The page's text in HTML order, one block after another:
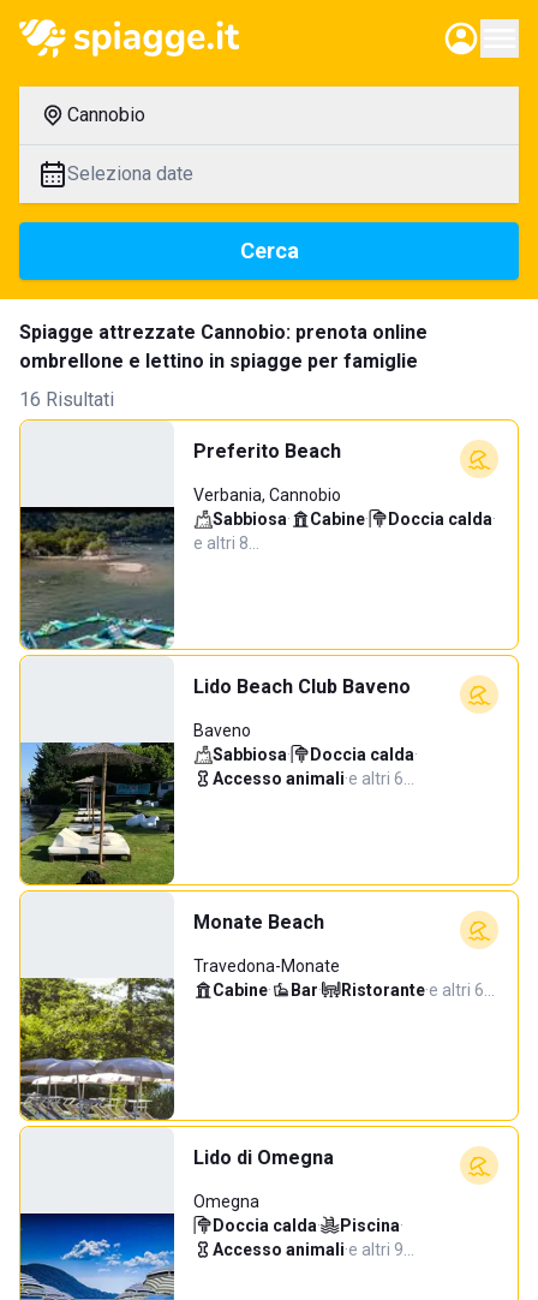
Cannobio
Seleziona date
Cerca
Spiagge attrezzate Cannobio: prenota online
ombrellone e lettino in spiagge per famiglie
16 Risultati
Preferito Beach
Verbania, Cannobio
Sabbiosa· Cabine· Doccia calda·
e altri 8…
Lido Beach Club Baveno
Baveno
Sabbiosa· Doccia calda·
Accesso animali·e altri 6…
Monate Beach
Travedona-Monate
Cabine· Bar· Ristorante·e altri 6…
Lido di Omegna
Omegna
Doccia calda· Piscina·
Accesso animali·e altri 9…